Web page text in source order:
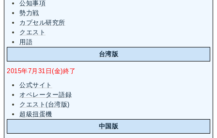
公知事項
勢力戦
カプセル研究所
クエスト
用語
台湾版
2015年7月31日(金)終了
公式サイト
オペレーター語録
クエスト(台湾版)
超級扭蛋機
中国版